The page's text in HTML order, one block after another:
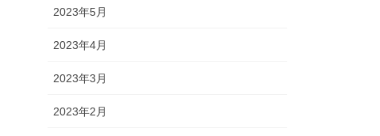
2023年5月
2023年4月
2023年3月
2023年2月